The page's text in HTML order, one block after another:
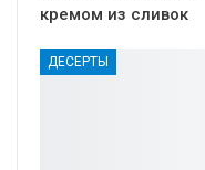
кремом из сливок
ДЕСЕРТЫ